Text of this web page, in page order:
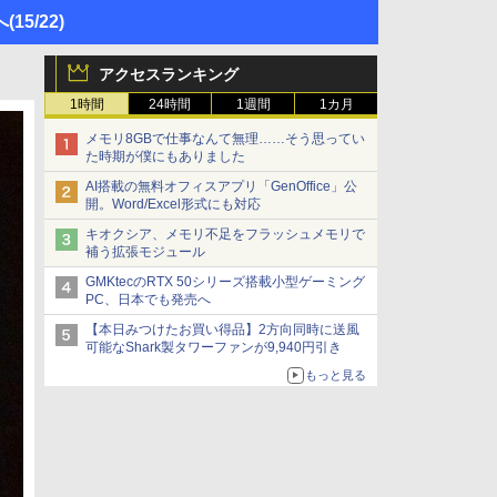
(15/22)
アクセスランキング
1時間 24時間 1週間 1カ月
メモリ8GBで仕事なんて無理……そう思ってい
た時期が僕にもありました
AI搭載の無料オフィスアプリ「GenOffice」公
開。Word/Excel形式にも対応
キオクシア、メモリ不足をフラッシュメモリで
補う拡張モジュール
GMKtecのRTX 50シリーズ搭載小型ゲーミング
PC、日本でも発売へ
【本日みつけたお買い得品】2方向同時に送風
可能なShark製タワーファンが9,940円引き
もっと見る